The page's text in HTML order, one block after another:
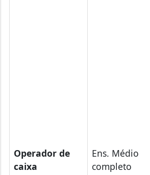
Operador de
caixa
Ens. Médio
completo